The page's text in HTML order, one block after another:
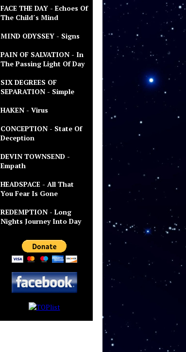
FACE THE DAY - Echoes Of
The Child´s Mind
MIND ODYSSEY - Signs
PAIN OF SALVATION - In
The Passing Light Of Day
SIX DEGREES OF
SEPARATION - Simple
HAKEN - Virus
CONCEPTION - State Of
Deception
DEVIN TOWNSEND -
Empath
HEADSPACE - All That
You Fear Is Gone
REDEMPTION - Long
Nights Journey Into Day